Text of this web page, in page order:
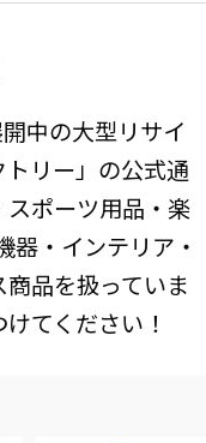
中の大型リサイ
リー」の公式通
ポーツ用品・楽
器・インテリア・
品を扱っていま
てください！